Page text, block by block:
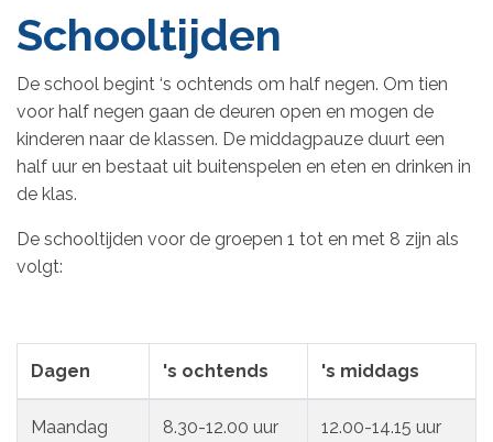
Schooltijden
De school begint ‘s ochtends om half negen. Om tien
voor half negen gaan de deuren open en mogen de
kinderen naar de klassen. De middagpauze duurt een
half uur en bestaat uit buitenspelen en eten en drinken in
de klas.
De schooltijden voor de groepen 1 tot en met 8 zijn als
volgt:
Dagen 's ochtends 's middags
Maandag 8.30-12.00 uur 12.00-14.15 uur